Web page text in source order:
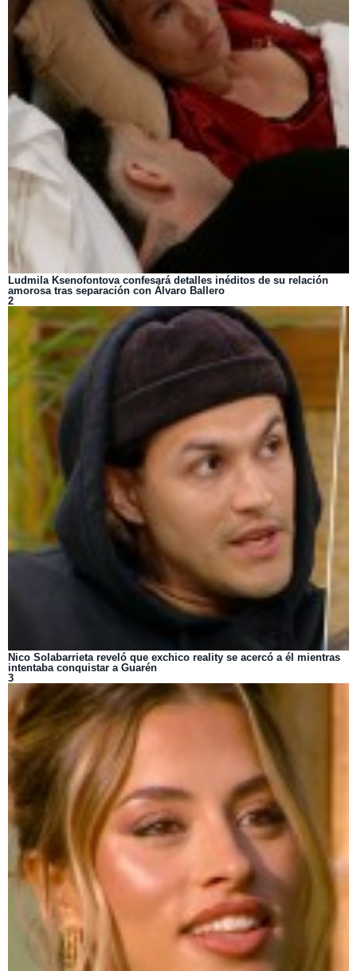
Ludmila Ksenofontova confesará detalles inéditos de su relación
amorosa tras separación con Álvaro Ballero
2
Nico Solabarrieta reveló que exchico reality se acercó a él mientras
intentaba conquistar a Guarén
3